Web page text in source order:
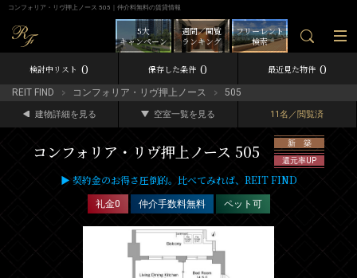
コンフォリア・リヴ押上ノース 505｜仲介料無料の賃貸情報
フリーレント
検索
週間／閲覧
ランキング
5大
キャンペーン
検討中リスト 0 保存した条件 0 最近見た物件 0
REIT FIND コンフォリア・リヴ押上ノース 505
建物詳細を見る 空室一覧を見る 11名／閲覧済
コンフォリア・リヴ押上ノース 505
新 築
還元率UP
▶ 契約金のお得さ圧倒的。比べてみれば、REIT FIND
礼金0 仲介手数料無料 ペット可